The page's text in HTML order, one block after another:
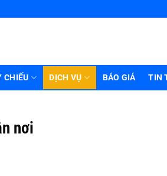
CHIẾU DỊCH VỤ BÁO GIÁ TIN
nơi